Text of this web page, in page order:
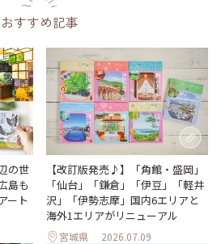
おすすめ記事
の世
島も
ート
【改訂版発売♪】「角館・盛岡」
「仙台」「鎌倉」「伊豆」「軽井
沢」「伊勢志摩」国内6エリアと
海外1エリアがリニューアル
宮城県 2026.07.09